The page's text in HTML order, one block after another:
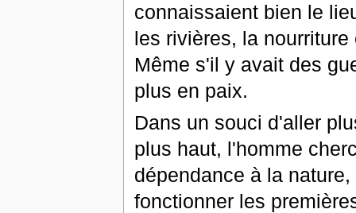
connaissaient bien le
les rivières, la
Même s'il y avait des
plus en paix.
Dans un souci d'aller
plus haut, l'homme
dépendance à la
fonctionner les